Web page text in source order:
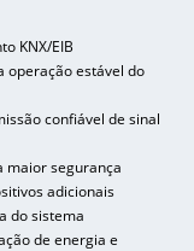
KNX/EIB
operação estável do
confiável de sinal
maior segurança
adicionais
do sistema
de energia e